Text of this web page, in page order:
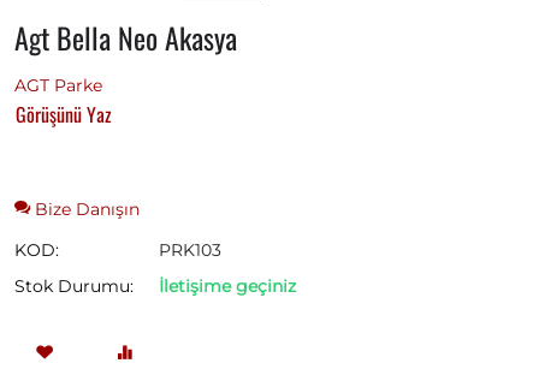
Agt Bella Neo Akasya
AGT Parke
Görüşünü Yaz
Bize Danışın
KOD:
PRK103
Stok Durumu:
İletişime geçiniz